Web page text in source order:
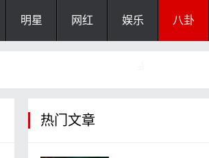
明星 网红 娱乐 八卦
热门文章